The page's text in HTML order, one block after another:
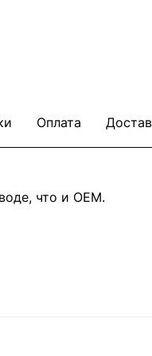
Оплата
что и OEM.